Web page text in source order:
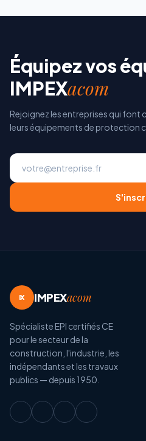
Équipez vos
IMPEXacom
Rejoignez les entreprises qui
leurs équipements de protection
IX IMPEXacom
Spécialiste EPI certifiés CE
pour le secteur de la
construction, l'industrie, les
indépendants et les travaux
publics — depuis 1950.